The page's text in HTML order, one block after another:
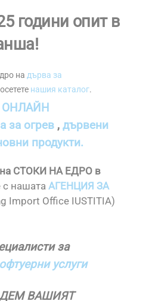
години опит в
на дърва за
нашия каталог.
ОНЛАЙН
за огрев , дървени
продукти.
на СТОКИ НА ЕДРО в
с нашата АГЕНЦИЯ ЗА
Import Office IUSTITIA)
за
услуги
ВАШИЯТ